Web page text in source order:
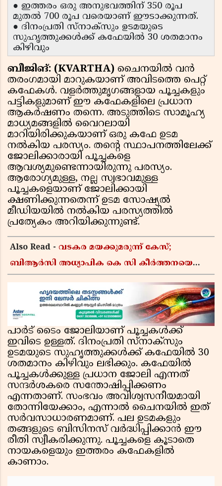
● ഇത്തരം ഒരു അനുഭവത്തിന് 350 രൂപ
മുതൽ 700 രൂപ വരെയാണ് ഈടാക്കുന്നത്.
● ദിനംപ്രതി സ്നാക്സും ഉടമയുടെ
സുഹൃത്തുക്കൾക്ക് കഫേയിൽ 30 ശതമാനം
കിഴിവും
ബീജിങ്: (KVARTHA) ചൈനയിൽ വൻ
തരംഗമായി മാറുകയാണ് അവിടത്തെ പെറ്റ്
കഫേകൾ. വളർത്തുമൃഗങ്ങളായ പൂച്ചകളും
പട്ടികളുമാണ് ഈ കഫേകളിലെ പ്രധാന
ആകർഷണം തന്നെ. അടുത്തിടെ സാമൂഹ്യ
മാധ്യമങ്ങളിൽ വൈറലായി
മാറിയിരിക്കുകയാണ് ഒരു കഫേ ഉടമ
നൽകിയ പരസ്യം. തന്റെ സ്ഥാപനത്തിലേക്ക്
ജോലിക്കാരായി പൂച്ചകളെ
ആവശ്യമുണ്ടെന്നായിരുന്നു പരസ്യം.
ആരോഗ്യമുള്ള, നല്ല സ്വഭാവമുള്ള
പൂച്ചകളെയാണ് ജോലിക്കായി
ക്ഷണിക്കുന്നതെന്ന് ഉടമ സോഷ്യൽ
മീഡിയയിൽ നൽകിയ പരസ്യത്തിൽ
പ്രത്യേകം അറിയിക്കുന്നുണ്ട്.
Also Read - വടകര മയക്കുമരുന്ന് കേസ്;
ബിആർസി അധ്യാപിക കെ സി കീർത്തനയെ
പാർട് ടൈം ജോലിയാണ് പൂച്ചകൾക്ക്
ഇവിടെ ഉള്ളത്. ദിനംപ്രതി സ്നാക്സും
ഉടമയുടെ സുഹൃത്തുക്കൾക്ക് കഫേയിൽ 30
ശതമാനം കിഴിവും ലഭിക്കും. കഫേയിൽ
പൂച്ചകൾക്കുള്ള പ്രധാന ജോലി എന്നത്
സന്ദർശകരെ സന്തോഷിപ്പിക്കണം
എന്നതാണ്. സംഭവം അവിശ്വസനീയമായി
തോന്നിയേക്കാം, എന്നാൽ ചൈനയിൽ ഇത്
സർവസാധാരണമാണ്. പല ഉടമകളും
തങ്ങളുടെ ബിസിനസ് വർദ്ധിപ്പിക്കാൻ ഈ
രീതി സ്വീകരിക്കുന്നു. പൂച്ചകളെ കൂടാതെ
നായകളെയും ഇത്തരം കഫേകളിൽ
കാണാം.